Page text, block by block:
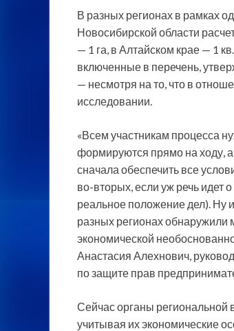
В разных регионах в рамках
Новосибирской области
— 1 га, в Алтайском крае — 1
включенные в перечень,
— несмотря на то, что в
исследовании.
«Всем участникам процесса
формируются прямо на ходу,
сначала обеспечить все
во-вторых, если уж речь идет
реальное положение дел). Ну
разных регионах
экономической
Анастасия Алехнович,
по защите прав
Сейчас органы региональной
учитывая их экономические